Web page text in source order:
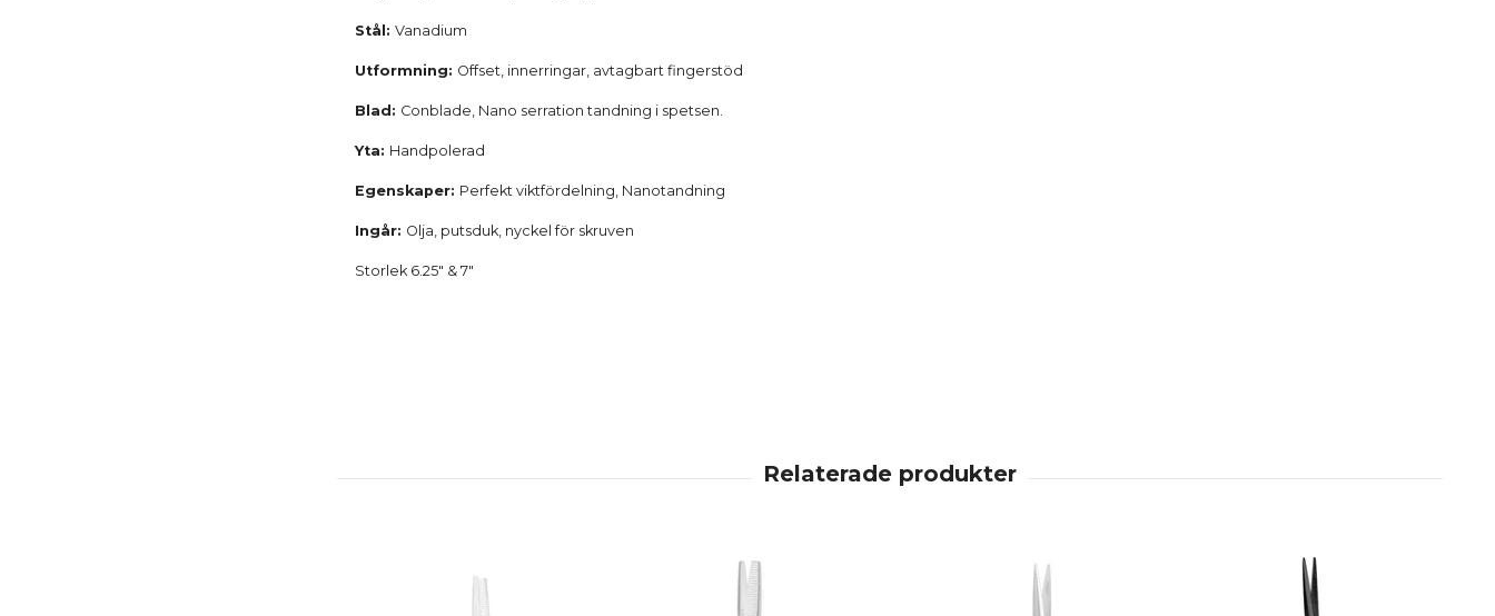
Stål: Vanadium
Utformning: Offset, innerringar, avtagbart fingerstöd
Blad: Conblade, Nano serration tandning i spetsen.
Yta: Handpolerad
Egenskaper: Perfekt viktfördelning, Nanotandning
Ingår: Olja, putsduk, nyckel för skruven
Storlek 6.25" & 7"